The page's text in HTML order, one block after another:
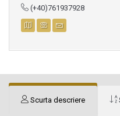
(+40)761937928
Scurta descriere